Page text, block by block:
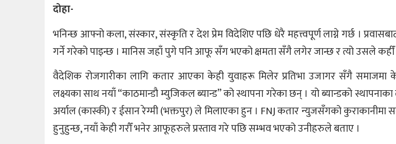
दोहा-
भनिन्छ आफ्नो कला, संस्कार, संस्कृति र देश प्रेम विदेशिए पछि धेरै महत्त्वपूर्ण लाग्ने गर्छ ।
गर्ने गरेको पाइन्छ । मानिस जहाँ पुगे पनि आफू सँग भएको क्षमता सँगै लगेर जान्छ र त्यो उसले कहीँ
वैदेशिक रोजगारीका लागि कतार आएका केही युवाहरू मिलेर प्रतिभा उजागर सँगै समाजमा
लक्ष्यका साथ नयाँ “काठमान्डौ म्युजिकल ब्यान्ड” को स्थापना गरेका छन् । यो ब्यान्डको
अर्याल (कास्की) र ईसान रेग्मी (भक्तपुर) ले मिलाएका हुन । FNJ कतार न्युजसँगको कुराकानीमा
हुनुहुन्छ, नयाँ केही गरौँ भनेर आफूहरुले प्रस्ताव गरे पछि सम्भव भएको उनीहरुले बताए ।